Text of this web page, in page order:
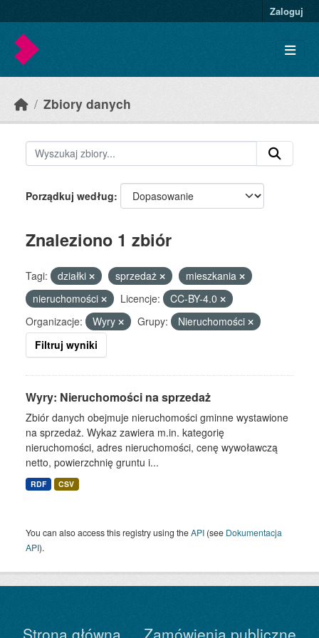
Zaloguj
Zbiory danych
Porządkuj według
Znaleziono 1 zbiór
Tagi: działki sprzedaż
mieszkania
nieruchomości
Licencje:
CC-BY-4.0
Organizacje:
Wyry Grupy:
Nieruchomości
Filtruj wyniki
Wyry: Nieruchomości na sprzedaż
Zbiór danych obejmuje nieruchomości gminne wystawione
na sprzedaż. Wykaz zawiera m.in. kategorię
nieruchomości, adres nieruchomości, cenę wywoławczą
netto, powierzchnię gruntu i...
RDF CSV
You can also access this registry using theAPI (see Dokumentacja
API).
Strona główna Zamówienia publiczne